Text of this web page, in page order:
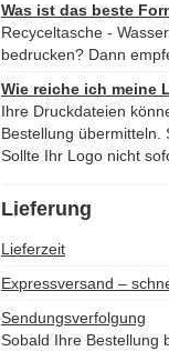
Was ist das beste
Recyceltasche -
bedrucken? Dann
Wie reiche ich meine
Ihre Druckdateien
Bestellung übermitteln.
Sollte Ihr Logo nicht
Lieferung
Lieferzeit
Expressversand –
Sendungsverfolgung
Sobald Ihre Bestellung